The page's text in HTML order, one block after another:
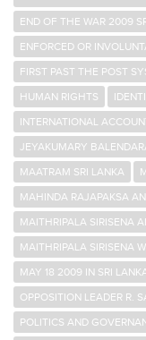
END OF THE WAR 2009
ENFORCED OR
FIRST PAST THE POST
HUMAN RIGHTS
INTERNATIONAL
JEYAKUMARY
MAATRAM SRI LANKA
MAHINDA RAJAPAKSA
MAITHRIPALA SIRISENA
MAITHRIPALA SIRISENA
MAY 18 2009 IN SRI
OPPOSITION LEADER R.
POLITICS AND